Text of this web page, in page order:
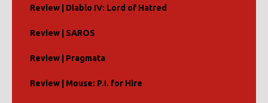
Review | Diablo IV: Lord of Hatred
Review | SAROS
Review | Pragmata
Review | Mouse: P.I. for Hire